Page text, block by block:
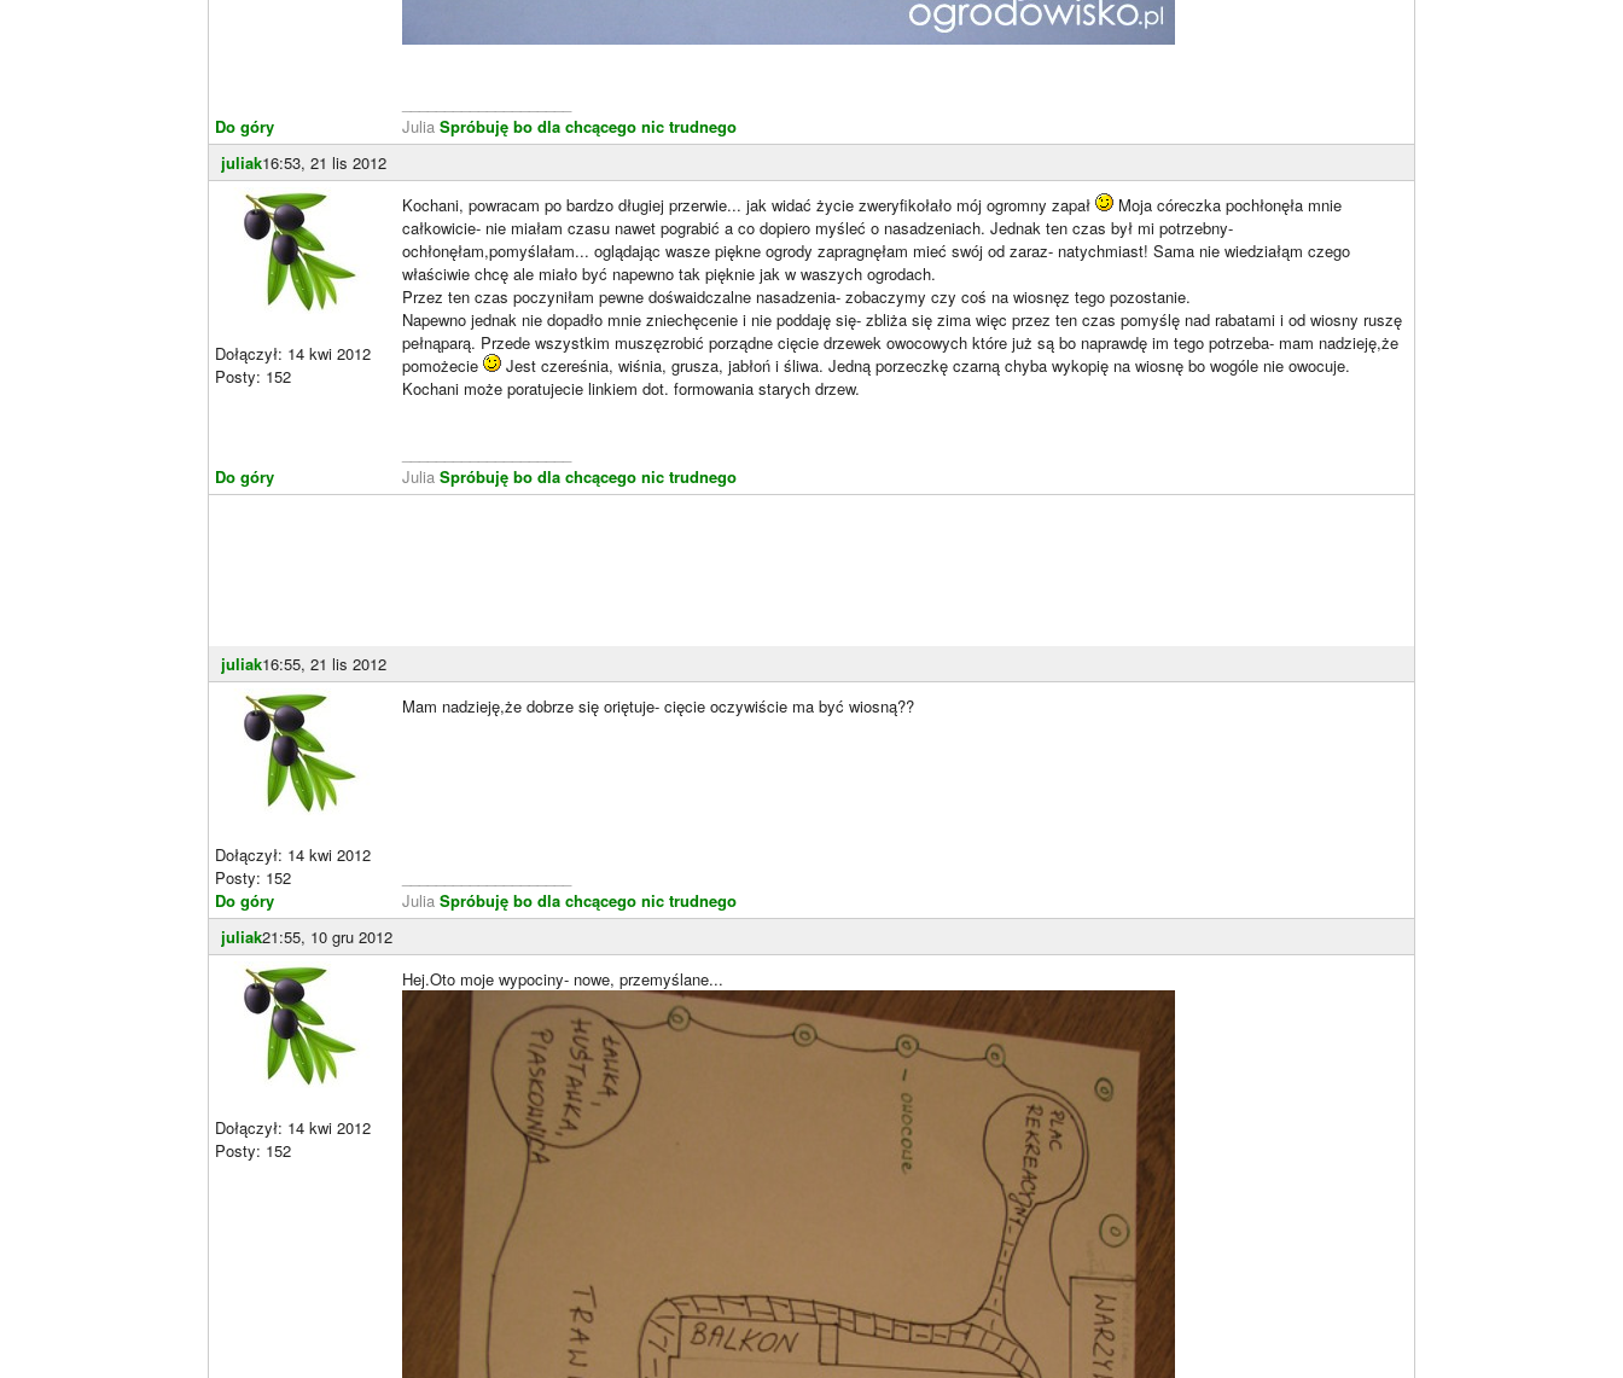
Do góry
Julia Spróbuję bo dla chcącego nic trudnego
juliak16:53, 21 lis 2012
Dołączył: 14 kwi 2012
Posty: 152
Do góry
Kochani, powracam po bardzo długiej przerwie... jak widać życie zweryfikołało mój ogromny zapał
Moja córeczka pochłonęła mnie
całkowicie- nie miałam czasu nawet pograbić a co dopiero myśleć o nasadzeniach. Jednak ten czas był mi potrzebny-
ochłonęłam,pomyślałam... oglądając wasze piękne ogrody zapragnęłam mieć swój od zaraz- natychmiast! Sama nie wiedziałąm czego
właściwie chcę ale miało być napewno tak pięknie jak w waszych ogrodach.
Przez ten czas poczyniłam pewne dośwaidczalne nasadzenia- zobaczymy czy coś na wiosnęz tego pozostanie.
Napewno jednak nie dopadło mnie zniechęcenie i nie poddaję się- zbliża się zima więc przez ten czas pomyślę nad rabatami i od wiosny ruszę
pełnąparą. Przede wszystkim muszęzrobić porządne cięcie drzewek owocowych które już są bo naprawdę im tego potrzeba- mam nadzieję,że
pomożecie
Jest czereśnia, wiśnia, grusza, jabłoń i śliwa. Jedną porzeczkę czarną chyba wykopię na wiosnę bo wogóle nie owocuje.
Kochani może poratujecie linkiem dot. formowania starych drzew.
Julia Spróbuję bo dla chcącego nic trudnego
juliak16:55, 21 lis 2012
Dołączył: 14 kwi 2012
Posty: 152
Do góry
Mam nadzieję,że dobrze się oriętuje- cięcie oczywiście ma być wiosną??
Julia Spróbuję bo dla chcącego nic trudnego
juliak21:55, 10 gru 2012
Dołączył: 14 kwi 2012
Posty: 152
Hej.Oto moje wypociny- nowe, przemyślane...